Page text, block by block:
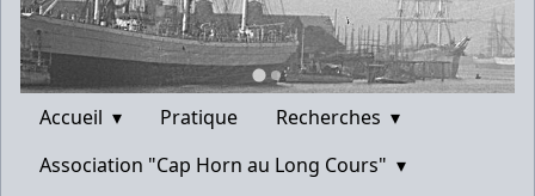
Accueil ▾ Pratique Recherches ▾
Association "Cap Horn au Long Cours" ▾